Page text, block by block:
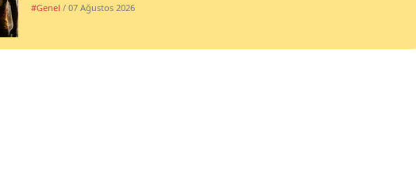
#Genel / 07 Ağustos 2026